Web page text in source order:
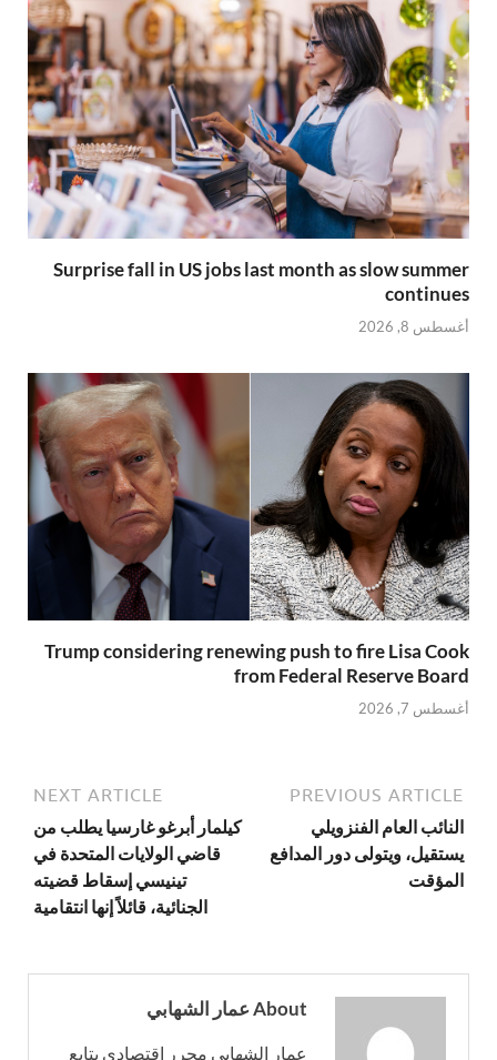
Surprise fall in US jobs last month as slow summer
continues
أغسطس 8, 2026
Trump considering renewing push to fire Lisa Cook
from Federal Reserve Board
أغسطس 7, 2026
PREVIOUS ARTICLE
النائب العام الفنزويلي
يستقيل، ويتولى دور المدافع
المؤقت
NEXT ARTICLE
كيلمار أبرغو غارسيا يطلب من
قاضي الولايات المتحدة في
تينيسي إسقاط قضيته
الجنائية، قائلاً إنها انتقامية
About عمار الشهابي
عمار الشهابي محرر اقتصادي يتابع